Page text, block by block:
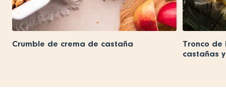
Crumble de crema de castaña
Tronco de
castañas